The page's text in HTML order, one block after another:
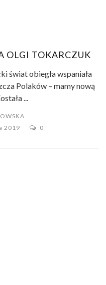
OLGI TOKARCZUK
świat obiegła wspaniała
Polaków – mamy nową
...
2019
0